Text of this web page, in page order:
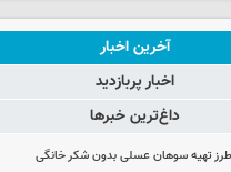
آخرین اخبار
اخبار پربازدید
داغ‌ترین خبرها
تهیه سوهان عسلی بدون شکر خانگی